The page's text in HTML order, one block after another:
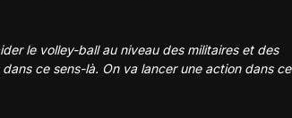
le volley-ball au niveau des militaires et des
ce sens-là. On va lancer une action dans ce